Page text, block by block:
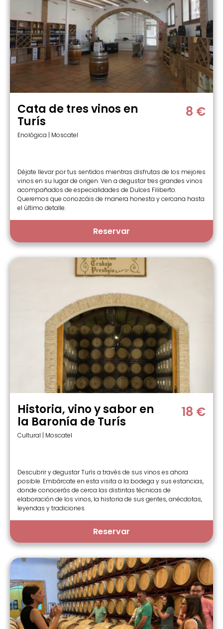
Cata de tres vinos en
Turís
Enológica | Moscatel
8 €
Déjate llevar por tus sentidos mientras disfrutas de los mejores
vinos en su lugar de origen. Ven a degustar tres grandes vinos
acompañados de especialidades de Dulces Filiberto.
Queremos que conozcáis de manera honesta y cercana hasta
el último detalle.
Reservar
Historia, vino y sabor en
la Baronía de Turís
Cultural | Moscatel
18 €
Descubrir y degustar Turís a través de sus vinos es ahora
posible. Embárcate en esta visita a la bodega y sus estancias,
donde conocerás de cerca las distintas técnicas de
elaboración de los vinos, la historia de sus gentes, anécdotas,
leyendas y tradiciones.
Reservar